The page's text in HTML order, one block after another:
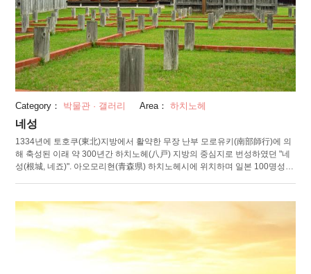
Category： 박물관 · 갤러리 Area： 하치노헤
네성
1334년에 토호쿠(東北)지방에서 활약한 무장 난부 모로유키(南部師行)에 의
해 축성된 이래 약 300년간 하치노헤(八戸) 지방의 중심지로 번성하였던 "네
성(根城, 네죠)". 아오모리현(青森県) 하치노헤시에 위치하며 일본 100명성으
(史跡) 네성의 광장”으로써 공원화 되어 있어서 무료로 즐길 수 있습니다. 원
내에는 전체가 가장 번성했다는 아즈치 모모야마(安土桃山) 시대의 모습으로
복원되어 있습니다. 주전과 공방, 헛간 등이 재현되어 당시의 모습을 떠올리
게 합니다. 주변 박물관에서는 옛 하치노헤시 거리를 이야기해주는 많은 자료
들이 전시되어 있어 하치노헤 지방의 역사를 알기에도 부족함이 없는 곳입니